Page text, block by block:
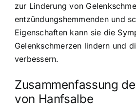
zur Linderung von
entzündungshemmenden und
Eigenschaften kann sie die
Gelenkschmerzen lindern und
verbessern.
Zusammenfassung
von Hanfsalbe